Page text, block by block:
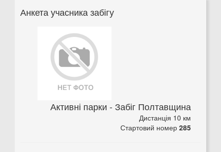
Анкета учасника забігу
Активні парки - Забіг Полтавщина
Дистанція 10 км
Стартовий номер 285